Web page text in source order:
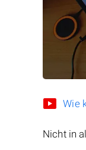
Wie
Nicht in